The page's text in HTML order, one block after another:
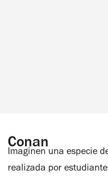
Conan
Imaginen una especie
realizada por